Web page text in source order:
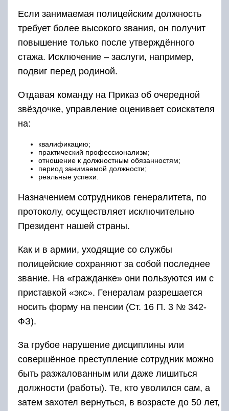
Если занимаемая полицейским должность
требует более высокого звания, он получит
повышение только после утверждённого
стажа. Исключение – заслуги, например,
подвиг перед родиной.
Отдавая команду на Приказ об очередной
звёздочке, управление оценивает соискателя
на:
квалификацию;
практический профессионализм;
отношение к должностным обязанностям;
период занимаемой должности;
реальные успехи.
Назначением сотрудников генералитета, по
протоколу, осуществляет исключительно
Президент нашей страны.
Как и в армии, уходящие со службы
полицейские сохраняют за собой последнее
звание. На «гражданке» они пользуются им с
приставкой «экс». Генералам разрешается
носить форму на пенсии (Ст. 16 П. 3 № 342-
ФЗ).
За грубое нарушение дисциплины или
совершённое преступление сотрудник можно
быть разжалованным или даже лишиться
должности (работы). Те, кто уволился сам, а
затем захотел вернуться, в возрасте до 50 лет,